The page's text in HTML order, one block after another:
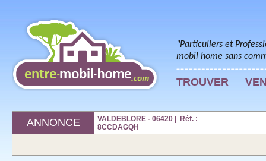
"Particuliers et
mobil home sans
TROUVER
ANNONCE
VALDEBLORE - 06420 | Réf. :
8CCDAGQH